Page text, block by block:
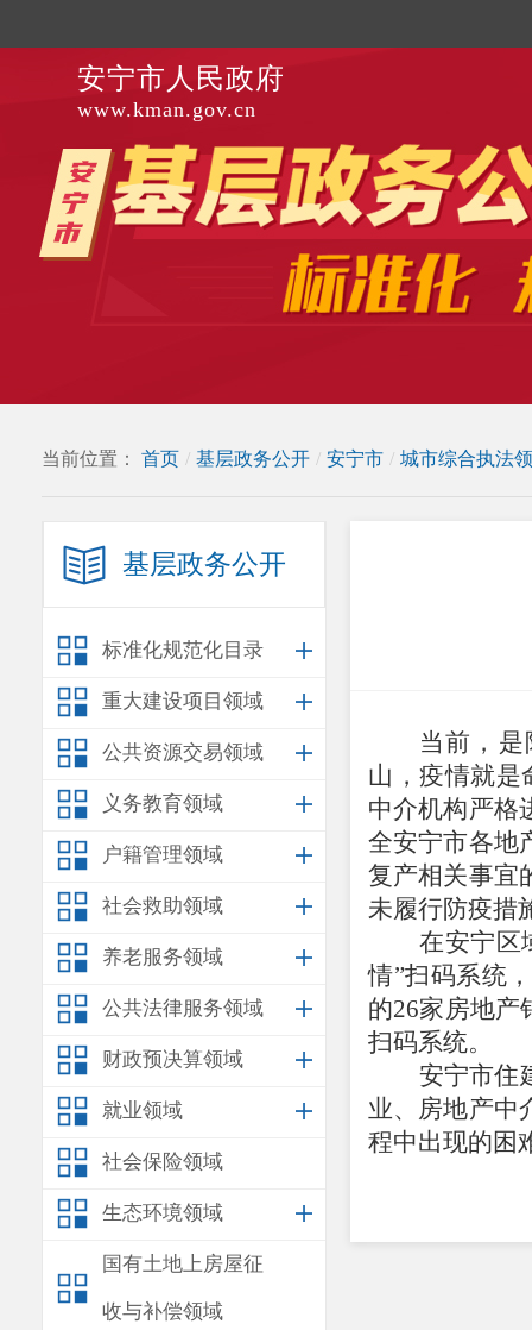
安宁市人民政府
www.kman.gov.cn
当前位置： 首页 / 基层政务公开 / 安宁市 / 城市综合执法
基层政务公开
标准化规范化目录
重大建设项目领域
公共资源交易领域
义务教育领域
户籍管理领域
社会救助领域
养老服务领域
公共法律服务领域
财政预决算领域
就业领域
社会保险领域
生态环境领域
国有土地上房屋征
收与补偿领域
当前，
山，疫情就是
中介机构严格
全安宁市各地
复产相关事宜
未履行防疫措
在安宁区
情”扫码系统
的26家房地产
扫码系统。
安宁市住
业、房地产中
程中出现的困